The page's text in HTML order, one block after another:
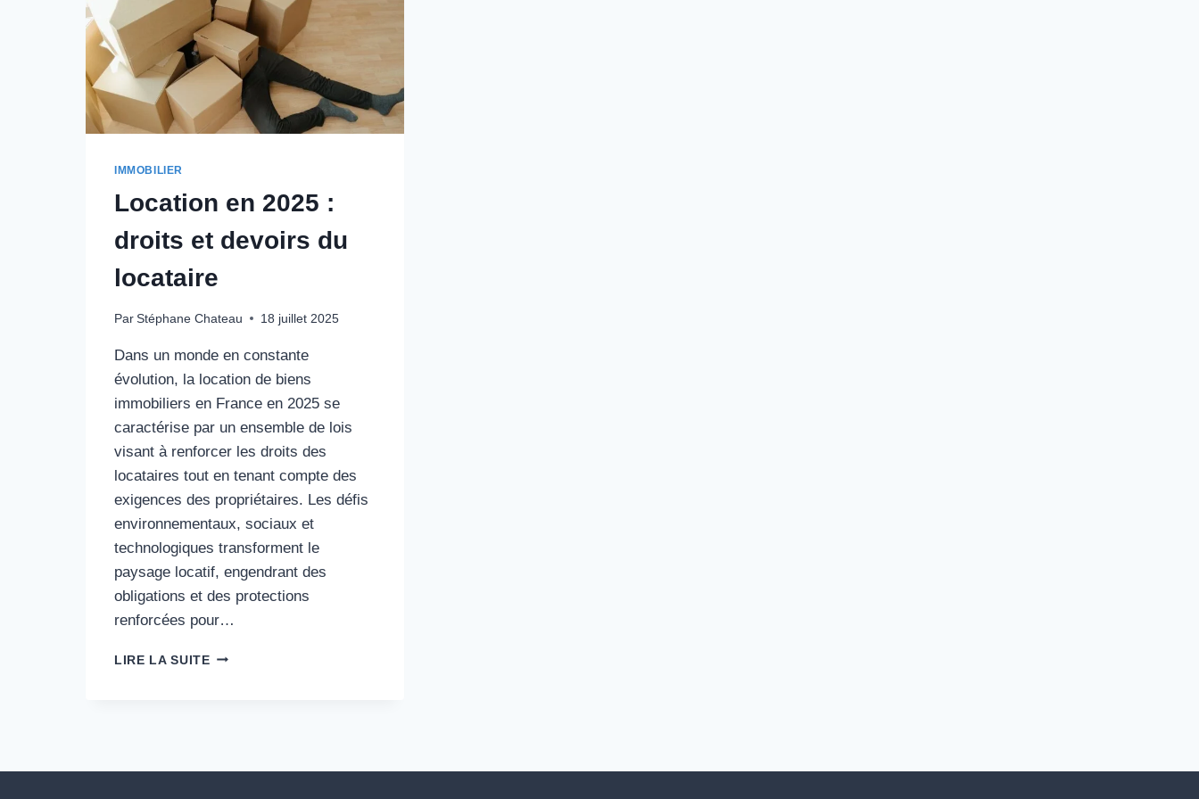
IMMOBILIER
Location en 2025 :
droits et devoirs du
locataire
Par Stéphane Chateau 18 juillet 2025
Dans un monde en constante
évolution, la location de biens
immobiliers en France en 2025 se
caractérise par un ensemble de lois
visant à renforcer les droits des
locataires tout en tenant compte des
exigences des propriétaires. Les défis
environnementaux, sociaux et
technologiques transforment le
paysage locatif, engendrant des
obligations et des protections
renforcées pour…
LIRE LA SUITELOCATION